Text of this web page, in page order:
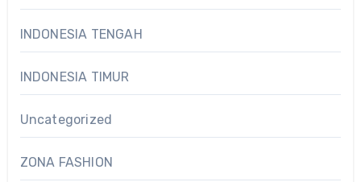
INDONESIA TENGAH
INDONESIA TIMUR
Uncategorized
ZONA FASHION